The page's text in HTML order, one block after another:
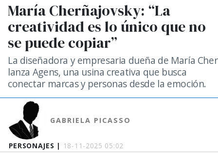
PERSONAJES | 18-11-2025 05:02
María Cherñajovsky: “La
creatividad es lo único que no
se puede copiar”
La diseñadora y empresaria dueña de María Cher
lanza Agens, una usina creativa que busca
conectar marcas y personas desde la emoción.
GABRIELA PICASSO